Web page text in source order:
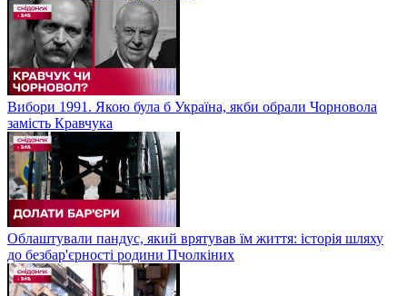
Вибори 1991. Якою була б Україна, якби обрали Чорновола
замість Кравчука
Облаштували пандус, який врятував їм життя: історія шляху
до безбар'єрності родини Пчолкіних